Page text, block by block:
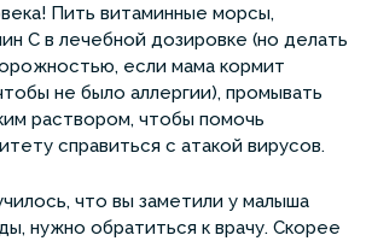
Пить витаминные морсы,
С в лечебной дозировке (но делать
если мама кормит
не было аллергии), промывать
раствором, чтобы помочь
справиться с атакой вирусов.
что вы заметили у малыша
нужно обратиться к врачу. Скорее